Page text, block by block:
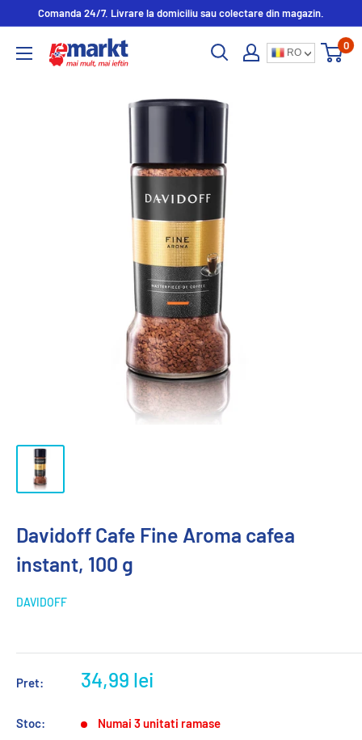
Comanda 24/7. Livrare la domiciliu sau colectare din magazin.
RO
0
Davidoff Cafe Fine Aroma cafea
instant, 100 g
DAVIDOFF
Pret: 34,99 lei
Stoc: Numai 3 unitati ramase